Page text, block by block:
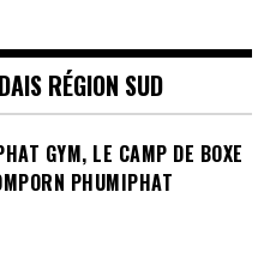
RÉGION SUD
GYM, LE CAMP DE BOXE
PHUMIPHAT